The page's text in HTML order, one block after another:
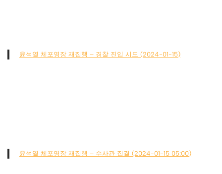
윤석열 체포영장 재집행 – 경찰 진입 시도 (2024-01-15)
윤석열 체포영장 재집행 – 수사관 집결 (2024-01-15 05:00)